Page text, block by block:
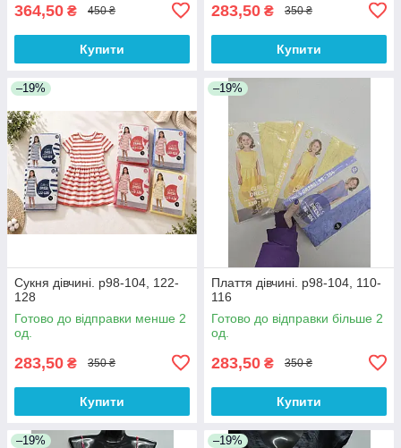
364,50 ₴ 450 ₴
Купити
283,50 ₴ 350 ₴
Купити
–19%
Сукня дівчині. р98-104, 122-
128
Готово до відправки менше 2
од.
283,50 ₴ 350 ₴
Купити
–19%
Плаття дівчині. р98-104, 110-
116
Готово до відправки більше 2
од.
283,50 ₴ 350 ₴
Купити
–19% –19%